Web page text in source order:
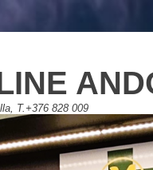
T.+376 828 009